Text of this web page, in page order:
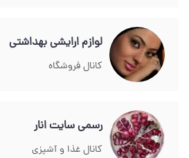
لوازم ارایشی بهداشتی
کانال فروشگاه
رسمی سایت انار
کانال غذا و آشپزی